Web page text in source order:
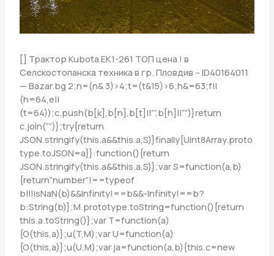
[] Трактор Kubota EK1-261 ТОП цена ! в
Селскостопанска техника в гр. Пловдив – ID40164011
— Bazar.bg 2;n=(n& 3)>4;t=(t&15)>6;h&=63;f||
(h=64,e||
(t=64));c.push(b[k],b[n],b[t]||””,b[h]||””)}return
c.join(“”)};try{return
JSON.stringify(this.a&&this.a,S)}finally{Uint8Array.proto
type.toJSON=a}}:function(){return
JSON.stringify(this.a&&this.a,S)};var S=function(a,b)
{return”number”!==typeof
b||!isNaN(b)&&Infinity!==b&&-Infinity!==b?
b:String(b)};M.prototype.toString=function(){return
this.a.toString()};var T=function(a)
{O(this,a)};u(T,M);var U=function(a)
{O(this,a)};u(U,M);var ja=function(a,b){this.c=new